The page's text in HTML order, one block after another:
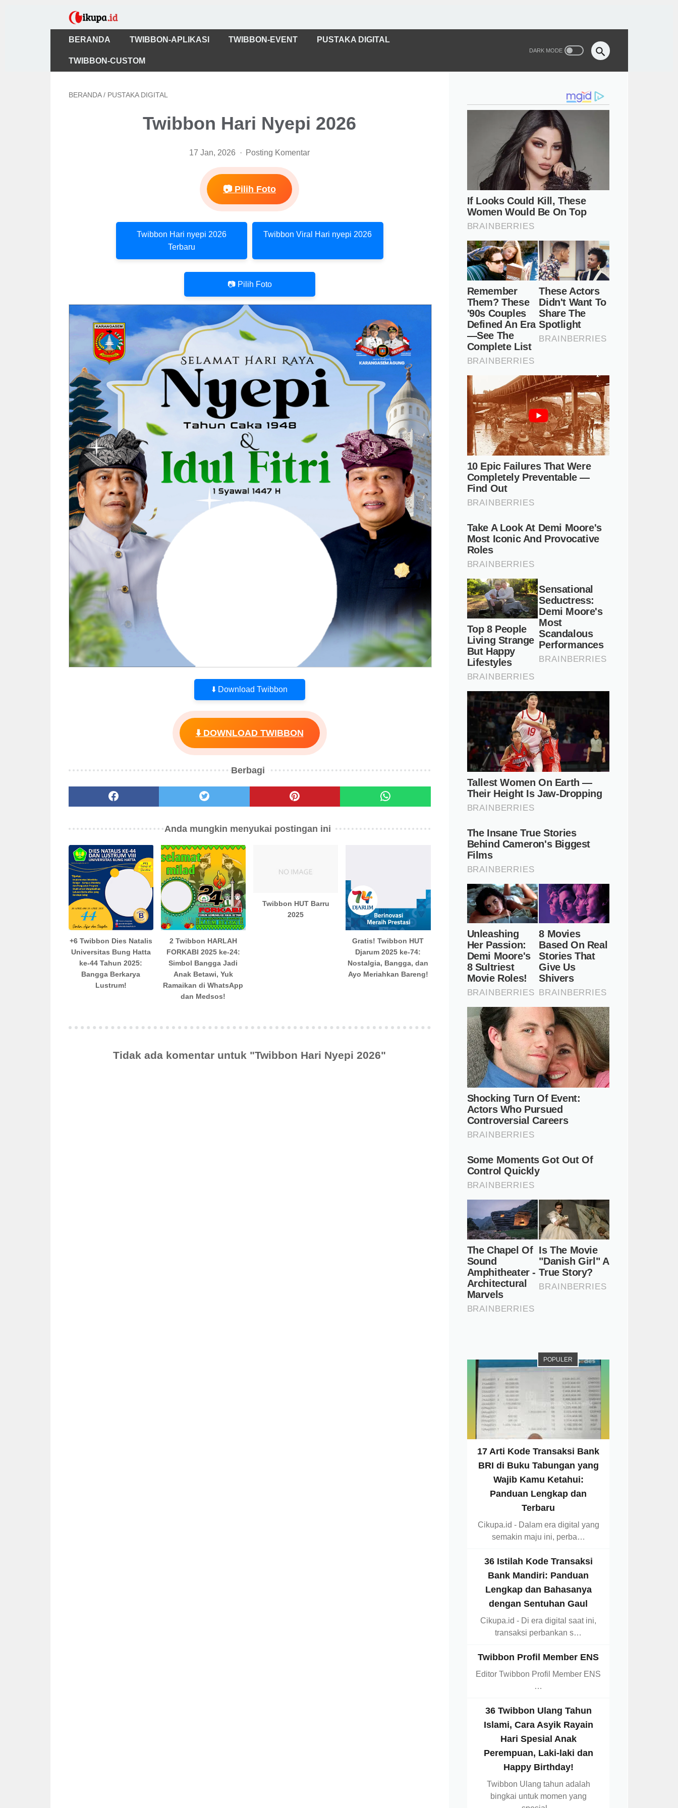
BERANDA TWIBBON-APLIKASI TWIBBON-EVENT PUSTAKA DIGITAL
TWIBBON-CUSTOM
BERANDA / PUSTAKA DIGITAL
Twibbon Hari Nyepi 2026
17 Jan, 2026 Posting Komentar
📷 Pilih Foto
Twibbon Hari nyepi 2026
Terbaru
Twibbon Viral Hari nyepi 2026
📷 Pilih Foto
⬇️ Download Twibbon
⬇️ DOWNLOAD TWIBBON
Berbagi
Anda mungkin menyukai postingan ini
+6 Twibbon Dies Natalis
Universitas Bung Hatta
ke-44 Tahun 2025:
Bangga Berkarya
Lustrum!
2 Twibbon HARLAH
FORKABI 2025 ke-24:
Simbol Bangga Jadi
Anak Betawi, Yuk
Ramaikan di WhatsApp
dan Medsos!
Twibbon HUT Barru
2025
Gratis! Twibbon HUT
Djarum 2025 ke-74:
Nostalgia, Bangga, dan
Ayo Meriahkan Bareng!
Tidak ada komentar untuk "Twibbon Hari Nyepi 2026"
POPULER
17 Arti Kode Transaksi Bank
BRI di Buku Tabungan yang
Wajib Kamu Ketahui:
Panduan Lengkap dan
Terbaru
Cikupa.id - Dalam era digital yang
semakin maju ini, perba…
36 Istilah Kode Transaksi
Bank Mandiri: Panduan
Lengkap dan Bahasanya
dengan Sentuhan Gaul
Cikupa.id - Di era digital saat ini,
transaksi perbankan s…
Twibbon Profil Member ENS
Editor Twibbon Profil Member ENS
…
36 Twibbon Ulang Tahun
Islami, Cara Asyik Rayain
Hari Spesial Anak
Perempuan, Laki-laki dan
Happy Birthday!
Twibbon Ulang tahun adalah
bingkai untuk momen yang